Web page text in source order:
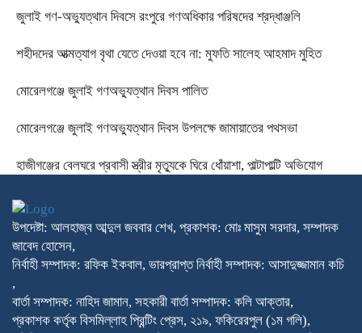
‎জুলাই গণ-অভ্যুত্থান দিবসে রংপুরে গণঅধিকার পরিষদের শ্রদ্ধাঞ্জলি ‎
‎শহীদদের আত্মত্যাগ বৃথা যেতে দেওয়া হবে না: মুফতি সালেহ আহমাদ মুহিত ‎
মোরেলগঞ্জে জুলাই গণঅভ্যুত্থান দিবস পালিত
মোরেলগঞ্জে জুলাই গণঅভ্যুত্থান দিবস উপলক্ষে জামায়াতের পথসভা
হাজীগঞ্জের বেলঘরে প্রবাসী স্ত্রীর মৃত্যুকে ঘিরে ধোঁয়াশা, পাল্টাপাল্টি অভিযোগ
উপদেষ্টা: আলহাজ্ব আব্দুল জববার শেখ, প্রকাশক: মোঃ মাসুম সরদার, সম্পাদক
জাবেদ হোসেন,
নির্বাহী সম্পাদক: রফিক ইকবাল, ভারপ্রাপ্ত নির্বাহী সম্পাদক: আসাদুজ্জামান কচি
,
বার্তা সম্পাদক: নাহিদ জামান, সহকারী বার্তা সম্পাদক: কলি আক্তার,
প্রকাশক কর্তৃক বিসমিল্লাহ প্রিন্টিং প্রেস, ২১৯, ফকিরেরপুল (১ম গলি),